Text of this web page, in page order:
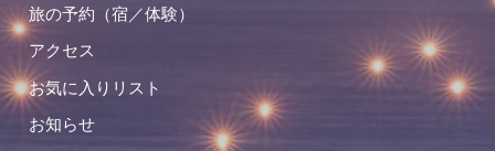
旅の予約（宿／体験）
アクセス
お気に入りリスト
お知らせ